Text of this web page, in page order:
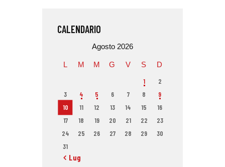
CALENDARIO
Agosto 2026
L M M G V S D
1
2
3
4 5 6 7 8
9
10
11 12 13 14 15
16
17
18 19 20 21 22
23
24
25 26 27 28 29
30
31
« Lug